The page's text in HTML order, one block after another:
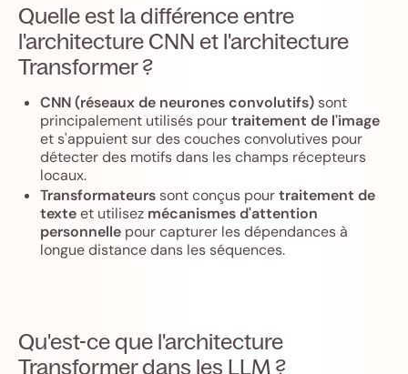
Quelle est la différence entre
l'architecture CNN et l'architecture
Transformer ?
CNN (réseaux de neurones convolutifs) sont
principalement utilisés pourtraitement de l'image
et s'appuient sur des couches convolutives pour
détecter des motifs dans les champs récepteurs
locaux.
Transformateurs sont conçus pourtraitement de
texteet utilisez mécanismes d'attention
personnelle pour capturer les dépendances à
longue distance dans les séquences.
Qu'est-ce que l'architecture
Transformer dans les LLM ?